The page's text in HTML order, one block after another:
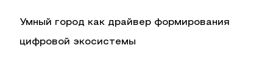
Умный город как драйвер формирования
цифровой экосистемы